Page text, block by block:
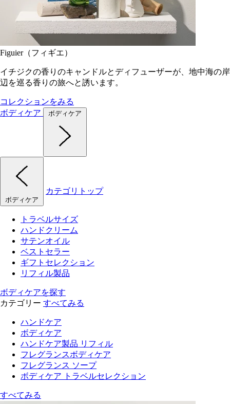
Figuier（フィギエ）
イチジクの香りのキャンドルとディフューザーが、地中海の岸
辺を巡る香りの旅へと誘います。
コレクションをみる
ボディケア
ボディケア
ボディケア
カテゴリトップ
トラベルサイズ
ハンドクリーム
サテンオイル
ベストセラー
ギフトセレクション
リフィル製品
ボディケアを探す
カテゴリー すべてみる
ハンドケア
ボディケア
ハンドケア製品 リフィル
フレグランスボディケア
フレグランス ソープ
ボディケア トラベルセレクション
すべてみる